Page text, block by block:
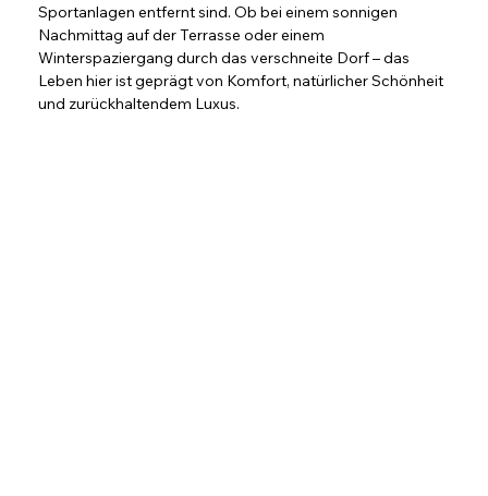
Sportanlagen entfernt sind. Ob bei einem sonnigen
Nachmittag auf der Terrasse oder einem
Winterspaziergang durch das verschneite Dorf – das
Leben hier ist geprägt von Komfort, natürlicher Schönheit
und zurückhaltendem Luxus.